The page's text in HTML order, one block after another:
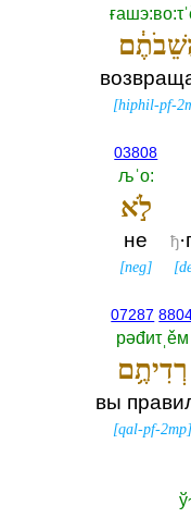
[hiphil-pf-
ђ
[
03808
љˈо:‎
לֹ֣א
не
[neg]
07287
рәđиτˌěм
רְדִיתֶ֥ם
вы
[qal-pf-2mp]